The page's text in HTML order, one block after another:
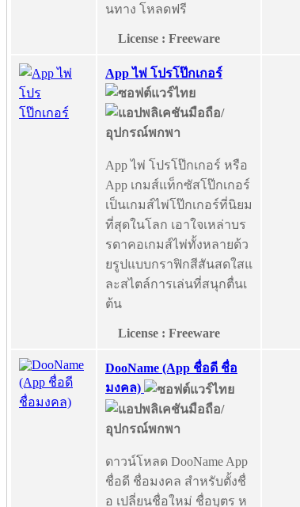
นทาง โหลดฟรี
License : Freeware
App ไพ่ โปรโป๊กเกอร์
App ไพ่ โปรโป๊กเกอร์ หรือ
App เกมส์แท็กซัสโป๊กเกอร์
เป็นเกมส์ไพ่โป๊กเกอร์ที่นิยม
ที่สุดในโลก เอาใจเหล่าบร
รดาคอเกมส์ไพ่ทั้งหลายด้ว
ยรูปแบบกราฟิกสีสันสดใสแ
ละสไตล์การเล่นที่สนุกตื่นเ
ต้น
License : Freeware
DooName (App ชื่อดี ชื่อ
มงคล)
ดาวน์โหลด DooName App
ชื่อดี ชื่อมงคล สำหรับตั้งชื่
อ เปลี่ยนชื่อใหม่ ชื่อบุตร ห